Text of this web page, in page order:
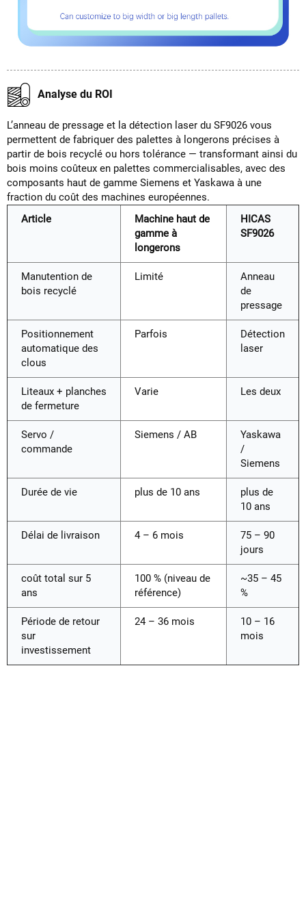
Analyse du ROI
L’anneau de pressage et la détection laser du SF9026 vous
permettent de fabriquer des palettes à longerons précises à
partir de bois recyclé ou hors tolérance — transformant ainsi du
bois moins coûteux en palettes commercialisables, avec des
composants haut de gamme Siemens et Yaskawa à une
fraction du coût des machines européennes.
Article
Machine haut de
gamme à
longerons
HICAS
SF9026
Manutention de
bois recyclé
Limité
Anneau
de
pressage
Positionnement
automatique des
clous
Parfois
Détection
laser
Liteaux + planches
de fermeture
Varie Les deux
Servo /
commande
Siemens / AB
Yaskawa
/
Siemens
Durée de vie plus de 10 ans
plus de
10 ans
Délai de livraison 4 – 6 mois
75 – 90
jours
coût total sur 5
ans
100 % (niveau de
référence)
~35 – 45
%
Période de retour
sur
investissement
24 – 36 mois
10 – 16
mois